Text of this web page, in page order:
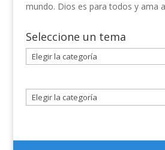
mundo. Dios es para todos y ama
Seleccione un tema
Seleccione
un